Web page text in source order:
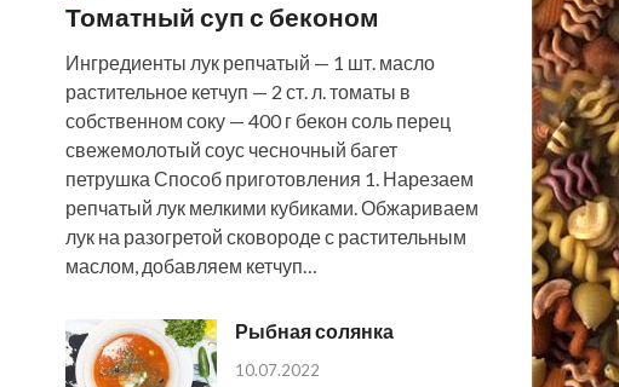
Томатный суп с беконом
Ингредиенты лук репчатый — 1 шт. масло
растительное кетчуп — 2 ст. л. томаты в
собственном соку — 400 г бекон соль перец
свежемолотый соус чесночный багет
петрушка Способ приготовления 1. Нарезаем
репчатый лук мелкими кубиками. Обжариваем
лук на разогретой сковороде с растительным
маслом, добавляем кетчуп…
Рыбная солянка
10.07.2022